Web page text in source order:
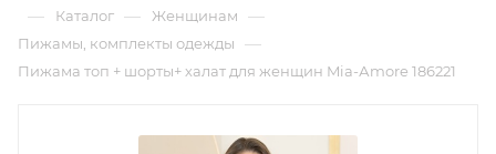
— Каталог — Женщинам —
Пижамы, комплекты одежды —
Пижама топ + шорты+ халат для женщин Mia-Аmore 186221